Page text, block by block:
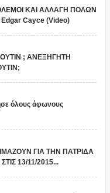
ΚΑΙ ΑΛΛΑΓΗ ΠΟΛΩΝ
Edgar Cayce (Video)
; ΑΝΕΞΗΓΗΤΗ
όλους άφωνους
ΓΙΑ ΤΗΝ ΠΑΤΡΙΔΑ
13/11/2015...